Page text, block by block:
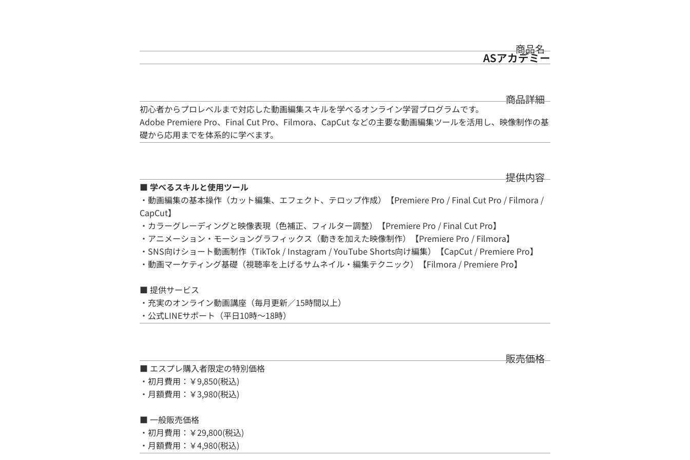
商品名
ASアカデミー
商品詳細
初心者からプロレベルまで対応した動画編集スキルを学べるオンライン学習プログラムです。
Adobe Premiere Pro、Final Cut Pro、Filmora、CapCut などの主要な動画編集ツールを活用し、映像制作の基
礎から応用までを体系的に学べます。
提供内容
■ 学べるスキルと使用ツール
・動画編集の基本操作（カット編集、エフェクト、テロップ作成）【Premiere Pro / Final Cut Pro / Filmora /
CapCut】
・カラーグレーディングと映像表現（色補正、フィルター調整）【Premiere Pro / Final Cut Pro】
・アニメーション・モーショングラフィックス（動きを加えた映像制作）【Premiere Pro / Filmora】
・SNS向けショート動画制作（TikTok / Instagram / YouTube Shorts向け編集）【CapCut / Premiere Pro】
・動画マーケティング基礎（視聴率を上げるサムネイル・編集テクニック）【Filmora / Premiere Pro】
■ 提供サービス
・充実のオンライン動画講座（毎月更新／15時間以上）
・公式LINEサポート（平日10時～18時）
販売価格
■ エスプレ購入者限定の特別価格
・初月費用：￥9,850(税込)
・月額費用：￥3,980(税込)
■ 一般販売価格
・初月費用：￥29,800(税込)
・月額費用：￥4,980(税込)